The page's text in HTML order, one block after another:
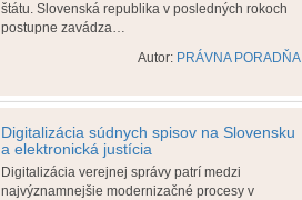
štátu. Slovenská republika v posledných rokoch
postupne zavádza…
Autor: PRÁVNA PORADŇA
Digitalizácia súdnych spisov na Slovensku
a elektronická justícia
Digitalizácia verejnej správy patrí medzi
najvýznamnejšie modernizačné procesy v